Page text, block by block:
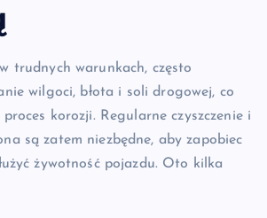
trudnych warunkach, często
wilgoci, błota i soli drogowej, co
proces korozji. Regularne czyszczenie i
są zatem niezbędne, aby zapobiec
żywotność pojazdu. Oto kilka